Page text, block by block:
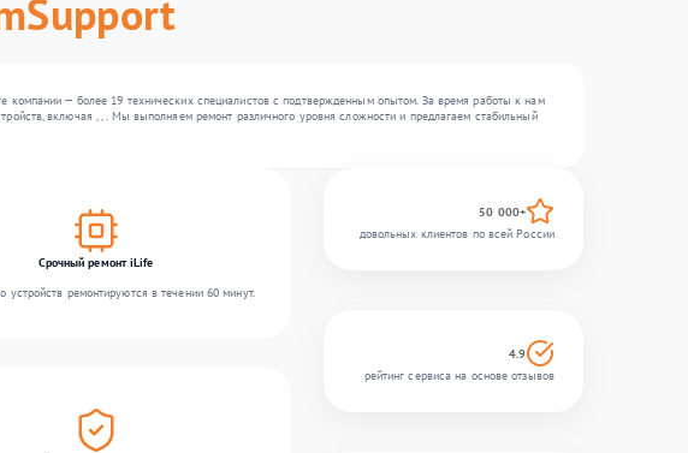
— более 19 технических специалистов с подтвержденным опытом. За время работы к нам
включая , , . Мы выполняем ремонт различного уровня сложности и предлагаем стабильный
Срочный ремонт iLife
устройств ремонтируются в течении 60 минут.
50 000+
довольных клиентов по всей России
4.9
рейтинг сервиса на основе отзывов